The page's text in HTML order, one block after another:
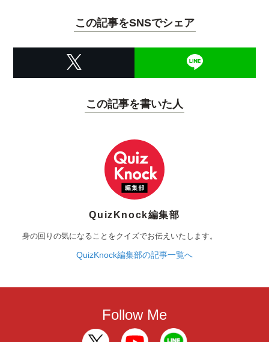
この記事をSNSでシェア
この記事を書いた人
QuizKnock編集部
身の回りの気になることをクイズでお伝えいたします。
QuizKnock編集部の記事一覧へ
Follow Me